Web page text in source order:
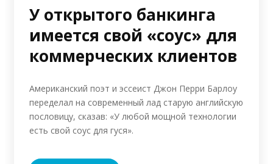
У открытого банкинга
имеется свой «соус» для
коммерческих клиентов
Американский поэт и эссеист Джон Перри Барлоу
переделал на современный лад старую английскую
пословицу, сказав: «У любой мощной технологии
есть свой соус для гуся».